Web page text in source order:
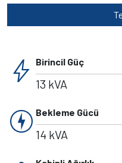
bolt Birincil Güç
13 kVA
charger Bekleme Gücü
14 kVA